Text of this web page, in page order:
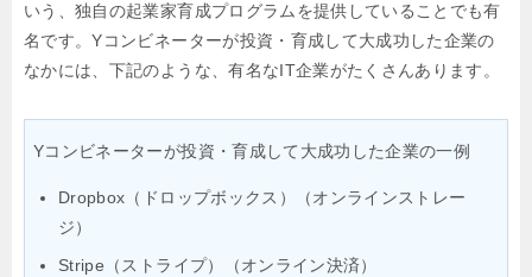
いう、独自の起業家育成プログラムを提供していることでも有
名です。Yコンビネーターが投資・育成して大成功した企業の
なかには、下記のような、有名なIT企業がたくさんあります。
Yコンビネーターが投資・育成して大成功した企業の一例
Dropbox（ドロップボックス）（オンラインストレー
ジ）
Stripe（ストライプ）（オンライン決済）